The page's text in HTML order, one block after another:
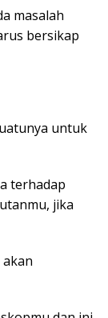
masalah
bersikap
untuk
terhadap
jika